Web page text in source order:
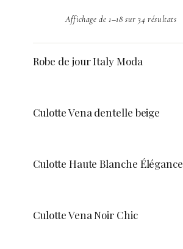
Affichage de 1–18 sur 34 résultats
Robe de jour Italy Moda
Culotte Vena dentelle beige
Culotte Haute Blanche Élégance
Culotte Vena Noir Chic